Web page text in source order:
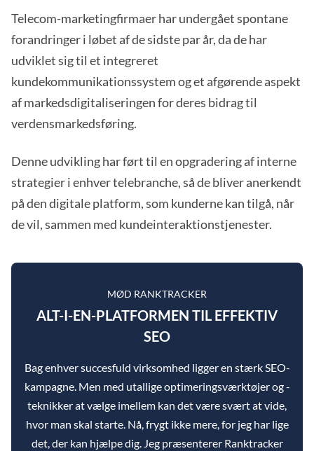
Telecom-marketingfirmaer har undergået spontane
forandringer i løbet af de sidste par år, da de har
udviklet sig til et integreret
kundekommunikationssystem og et afgørende aspekt
af markedsdigitaliseringen for deres bidrag til
verdensmarkedsføring.
Denne udvikling har ført til en opgradering af interne
strategier i enhver telebranche, så de bliver anerkendt
på den digitale platform, som kunderne kan tilgå, når
de vil, sammen med kundeinteraktionstjenester.
MØD RANKTRACKER
ALT-I-EN-PLATFORMEN TIL EFFEKTIV
SEO
Bag enhver succesfuld virksomhed ligger en stærk SEO-
kampagne. Men med utallige optimeringsværktøjer og -
teknikker at vælge imellem kan det være svært at vide,
hvor man skal starte. Nå, frygt ikke mere, for jeg har lige
det, der kan hjælpe dig. Jeg præsenterer Ranktracker